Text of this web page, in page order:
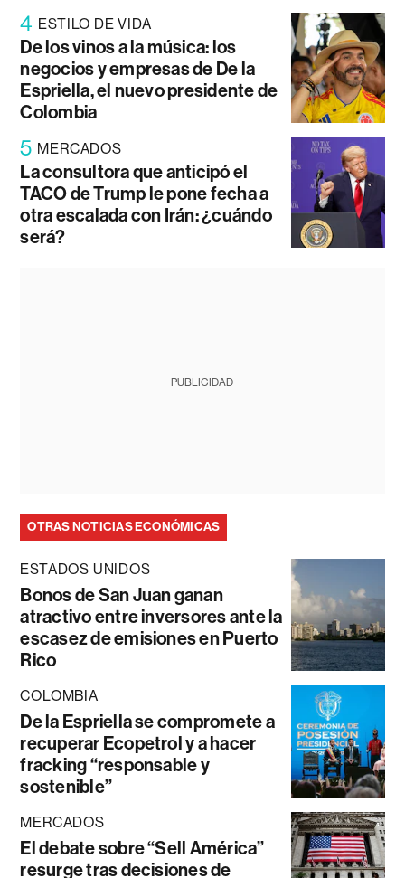
4 ESTILO DE VIDA
De los vinos a la música: los
negocios y empresas de De la
Espriella, el nuevo presidente de
Colombia
5 MERCADOS
La consultora que anticipó el
TACO de Trump le pone fecha a
otra escalada con Irán: ¿cuándo
será?
PUBLICIDAD
OTRAS NOTICIAS ECONÓMICAS
ESTADOS UNIDOS
Bonos de San Juan ganan
atractivo entre inversores ante la
escasez de emisiones en Puerto
Rico
COLOMBIA
De la Espriella se compromete a
recuperar Ecopetrol y a hacer
fracking “responsable y
sostenible”
MERCADOS
El debate sobre “Sell América”
resurge tras decisiones de